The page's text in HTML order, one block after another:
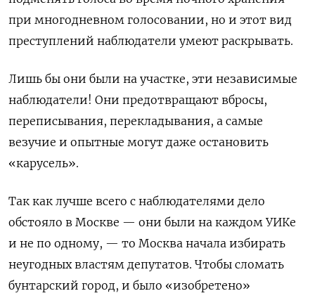
при многодневном голосовании, но и этот вид
преступлений наблюдатели умеют раскрывать.
Лишь бы они были на участке, эти независимые
наблюдатели! Они предотвращают вбросы,
переписывания, перекладывания, а самые
везучие и опытные могут даже остановить
«карусель».
Так как лучше всего с наблюдателями дело
обстояло в Москве — они были на каждом УИКе
и не по одному, — то Москва начала избирать
неугодных властям депутатов. Чтобы сломать
бунтарский город, и было «изобретено»